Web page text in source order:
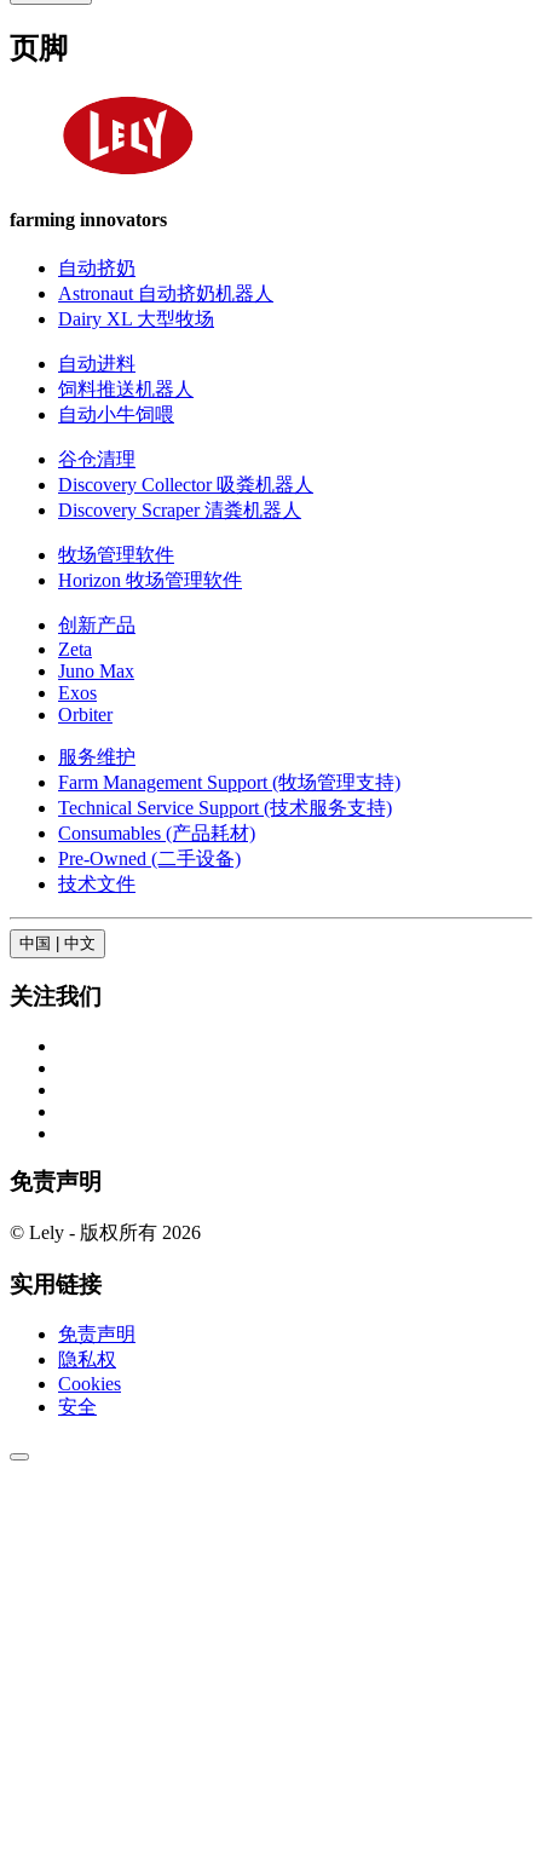
页脚
farming innovators
自动挤奶
Astronaut 自动挤奶机器人
Dairy XL 大型牧场
自动进料
饲料推送机器人
自动小牛饲喂
谷仓清理
Discovery Collector 吸粪机器人
Discovery Scraper 清粪机器人
牧场管理软件
Horizon 牧场管理软件
创新产品
Zeta
Juno Max
Exos
Orbiter
服务维护
Farm Management Support (牧场管理支持)
Technical Service Support (技术服务支持)
Consumables (产品耗材)
Pre-Owned (二手设备)
技术文件
中国 | 中文
关注我们
免责声明
© Lely - 版权所有 2026
实用链接
免责声明
隐私权
Cookies
安全